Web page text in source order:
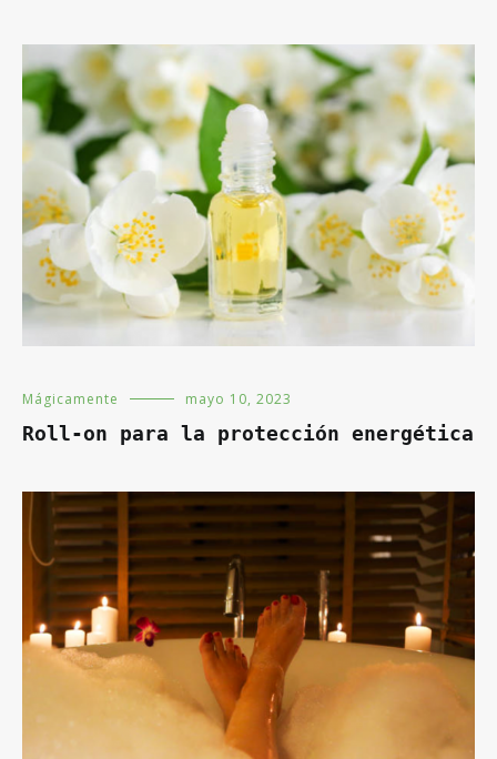
Mágicamente mayo 10, 2023
Roll-on para la protección energética